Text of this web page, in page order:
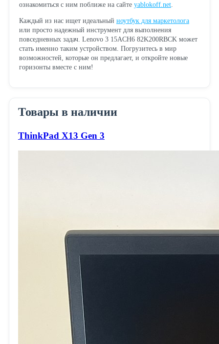
ознакомиться с ним поближе на сайте yablokoff.net.
Каждый из нас ищет идеальный ноутбук для маркетолога
или просто надежный инструмент для выполнения
повседневных задач. Lenovo 3 15ACH6 82K200RBCK может
стать именно таким устройством. Погрузитесь в мир
возможностей, которые он предлагает, и откройте новые
горизонты вместе с ним!
Товары в наличии
ThinkPad X13 Gen 3